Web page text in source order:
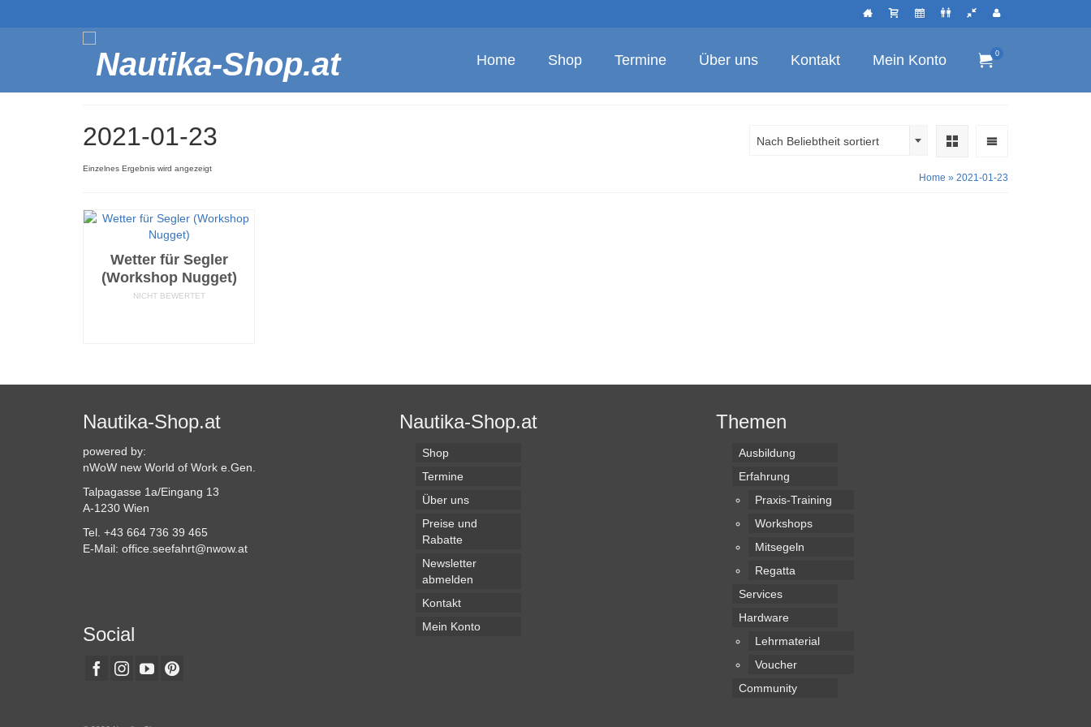
Home Shop Termine Über uns Kontakt Mein Konto 0
2021-01-23
Einzelnes Ergebnis wird angezeigt
Nach Beliebtheit sortiert
Home » 2021-01-23
Wetter für Segler
(Workshop Nugget)
NICHT BEWERTET
Nautika-Shop.at
powered by:
nWoW new World of Work e.Gen.
Talpagasse 1a/Eingang 13
A-1230 Wien
Tel. +43 664 736 39 465
E-Mail: office.seefahrt@nwow.at
Social
Nautika-Shop.at
Shop
Termine
Über uns
Preise und
Rabatte
Newsletter
abmelden
Kontakt
Mein Konto
Themen
Ausbildung
Erfahrung
Praxis-Training
Workshops
Mitsegeln
Regatta
Services
Hardware
Lehrmaterial
Voucher
Community